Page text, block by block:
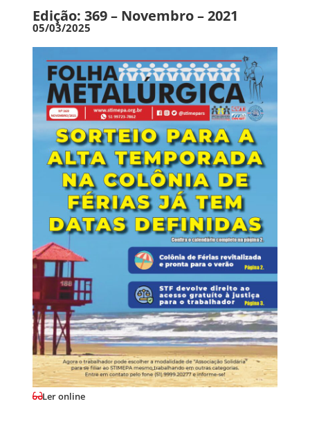
Edição: 369 – Novembro – 2021
05/03/2025
Ler online